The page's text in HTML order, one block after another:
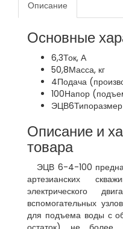
Описание
Основные
6,3Ток, А
50,8Масса, кг
4Подача
100Напор
ЭЦВ6
Описание и
товара
ЭЦВ 6-4-100
артезианских
электрического
вспомогательных
для подъема воды с